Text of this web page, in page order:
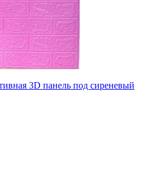
3D панель под сиреневый